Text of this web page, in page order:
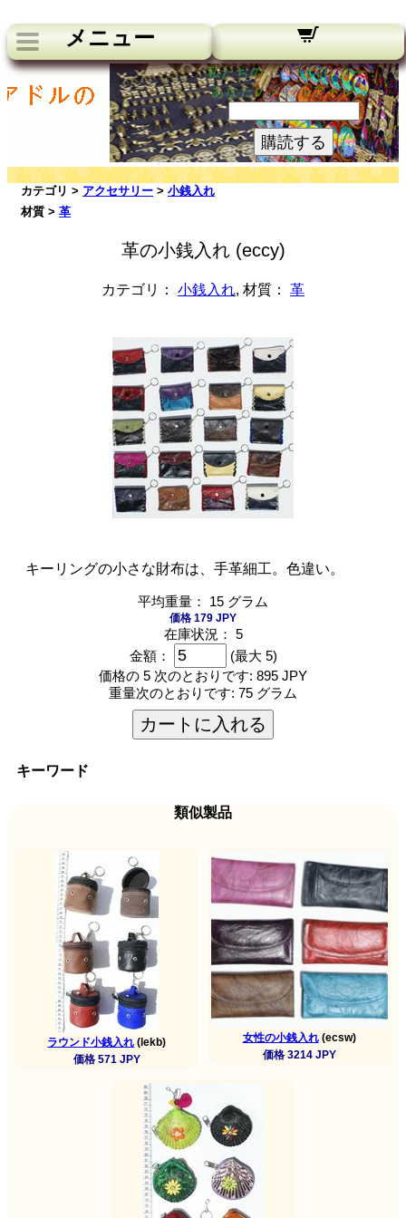
メニュー
私たちのニュースレター：
あなたのメールアドレス:
購読する
カテゴリ > アクセサリー > 小銭入れ
材質 > 革
革の小銭入れ (eccy)
カテゴリ： 小銭入れ, 材質： 革
キーリングの小さな財布は、手革細工。色違い。
平均重量： 15 グラム
価格 179 JPY
在庫状況： 5
金額：
(最大 5)
価格の 5 次のとおりです: 895 JPY
重量次のとおりです: 75 グラム
カートに入れる
キーワード
類似製品
ラウンド小銭入れ (lekb)
価格 571 JPY
女性の小銭入れ(ecsw)
価格 3214 JPY